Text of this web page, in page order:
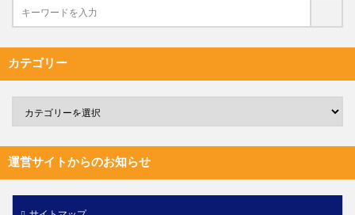
カテゴリー
運営サイトからのお知らせ